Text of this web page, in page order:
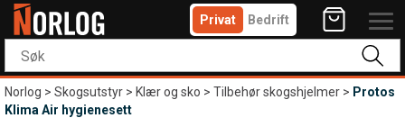
Privat Bedrift
Norlog>Skogsutstyr>Klær og sko>Tilbehør skogshjelmer> Protos
Klima Air hygienesett